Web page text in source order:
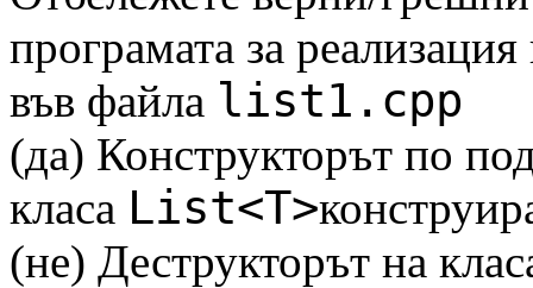
програмата за
във файла list1.cpp
(да) Конструкторът по
класа List<T>
(не) Деструкторът на